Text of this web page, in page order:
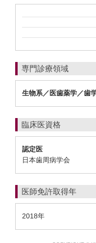
専門診療領域
生物系／医歯薬学／歯
臨床医資格
認定医
日本歯周病学会
医師免許取得年
2018年